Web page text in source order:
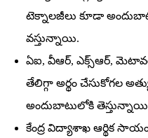
టెక్నాలజీలు కూడా
వస్తున్నాయి.
ఏఐ, వీఆర్‌, ఎక్స్‌ఆర్‌,
తేలిగ్గా అర్థం చేసుకోగల
అందుబాటులోకి
కేంద్ర విద్యాశాఖ ఆర్థిక